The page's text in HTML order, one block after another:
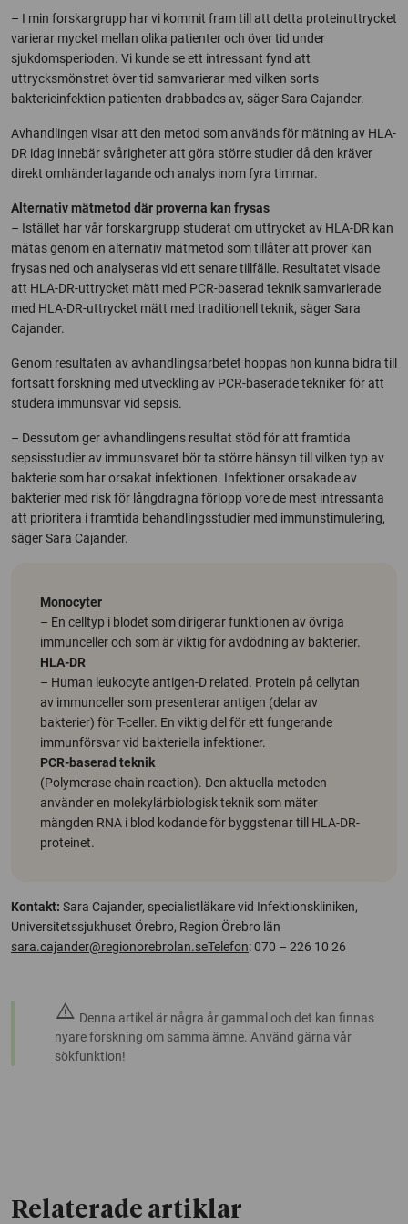
– I min forskargrupp har vi kommit fram till att detta proteinuttrycket
varierar mycket mellan olika patienter och över tid under
sjukdomsperioden. Vi kunde se ett intressant fynd att
uttrycksmönstret över tid samvarierar med vilken sorts
bakterieinfektion patienten drabbades av, säger Sara Cajander.
Avhandlingen visar att den metod som används för mätning av HLA-
DR idag innebär svårigheter att göra större studier då den kräver
direkt omhändertagande och analys inom fyra timmar.
Alternativ mätmetod där proverna kan frysas
– Istället har vår forskargrupp studerat om uttrycket av HLA-DR kan
mätas genom en alternativ mätmetod som tillåter att prover kan
frysas ned och analyseras vid ett senare tillfälle. Resultatet visade
att HLA-DR-uttrycket mätt med PCR-baserad teknik samvarierade
med HLA-DR-uttrycket mätt med traditionell teknik, säger Sara
Cajander.
Genom resultaten av avhandlingsarbetet hoppas hon kunna bidra till
fortsatt forskning med utveckling av PCR-baserade tekniker för att
studera immunsvar vid sepsis.
– Dessutom ger avhandlingens resultat stöd för att framtida
sepsisstudier av immunsvaret bör ta större hänsyn till vilken typ av
bakterie som har orsakat infektionen. Infektioner orsakade av
bakterier med risk för långdragna förlopp vore de mest intressanta
att prioritera i framtida behandlingsstudier med immunstimulering,
säger Sara Cajander.
Monocyter
– En celltyp i blodet som dirigerar funktionen av övriga
immunceller och som är viktig för avdödning av bakterier.
HLA-DR
– Human leukocyte antigen-D related. Protein på cellytan
av immunceller som presenterar antigen (delar av
bakterier) för T-celler. En viktig del för ett fungerande
immunförsvar vid bakteriella infektioner.
PCR-baserad teknik
(Polymerase chain reaction). Den aktuella metoden
använder en molekylärbiologisk teknik som mäter
mängden RNA i blod kodande för byggstenar till HLA-DR-
proteinet.
Kontakt: Sara Cajander, specialistläkare vid Infektionskliniken,
Universitetssjukhuset Örebro, Region Örebro län
sara.cajander@regionorebrolan.seTelefon: 070 – 226 10 26
warning Denna artikel är några år gammal och det kan finnas
nyare forskning om samma ämne. Använd gärna vår
sökfunktion!
Relaterade artiklar